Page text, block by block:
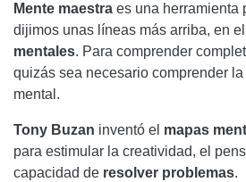
Mente maestra es una herramienta
dijimos unas líneas más arriba, en el
mentales. Para comprender
quizás sea necesario comprender
mental.
Tony Buzan inventó el mapas
para estimular la creatividad, el
capacidad de resolver problemas.